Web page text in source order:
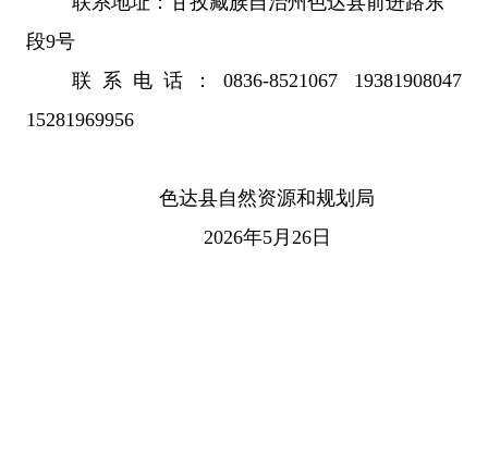
段9号
联系电话：0836-8521067 19381908047
15281969956
色达县自然资源和规划局
2026年5月26日